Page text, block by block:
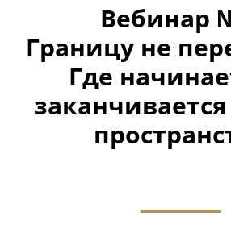
Вебинар
Границу не
Где